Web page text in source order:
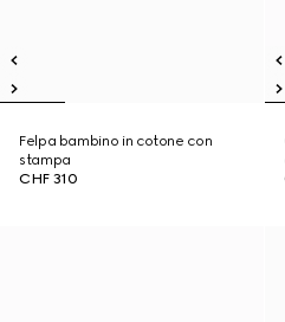
Felpa bambino in cotone con
stampa
CHF 310